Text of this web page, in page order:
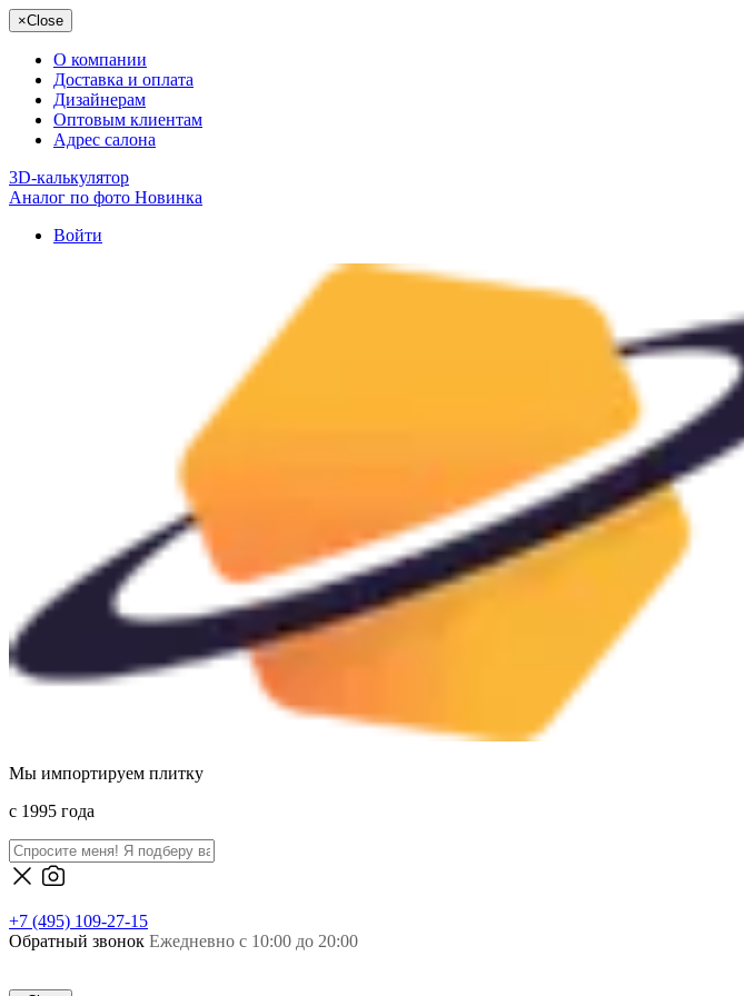
×Close
О компании
Доставка и оплата
Дизайнерам
Оптовым клиентам
Адрес салона
3D-калькулятор
Аналог по фото Новинка
Войти
Мы импортируем плитку
c 1995 года
+7 (495) 109-27-15
Обратный звонок Ежедневно с 10:00 до 20:00